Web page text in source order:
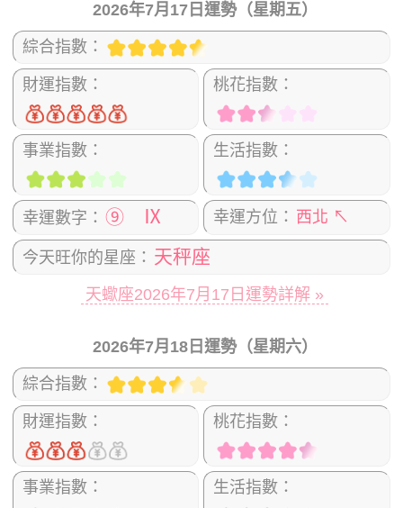
2026年7月17日運勢（星期五）
綜合指數：
財運指數： 桃花指數：
事業指數： 生活指數：
幸運數字： ⑨ Ⅸ 幸運方位： 西北 ↖
今天旺你的星座： 天秤座
天蠍座2026年7月17日運勢詳解 »
2026年7月18日運勢（星期六）
綜合指數：
財運指數： 桃花指數：
事業指數： 生活指數：